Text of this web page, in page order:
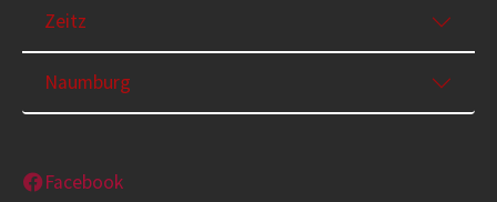
Zeitz
Naumburg
Facebook